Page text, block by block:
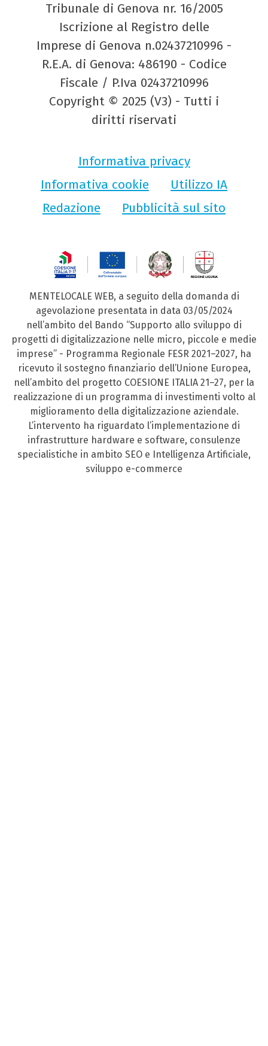
Tribunale di Genova nr. 16/2005
Iscrizione al Registro delle
Imprese di Genova n.02437210996 -
R.E.A. di Genova: 486190 - Codice
Fiscale / P.Iva 02437210996
Copyright © 2025 (V3) - Tutti i
diritti riservati
Informativa privacy
Informativa cookie
Utilizzo IA
Redazione
Pubblicità sul sito
MENTELOCALE WEB, a seguito della domanda di
agevolazione presentata in data 03/05/2024
nell’ambito del Bando “Supporto allo sviluppo di
progetti di digitalizzazione nelle micro, piccole e medie
imprese” - Programma Regionale FESR 2021–2027, ha
ricevuto il sostegno finanziario dell’Unione Europea,
nell’ambito del progetto COESIONE ITALIA 21–27, per la
realizzazione di un programma di investimenti volto al
miglioramento della digitalizzazione aziendale.
L’intervento ha riguardato l’implementazione di
infrastrutture hardware e software, consulenze
specialistiche in ambito SEO e Intelligenza Artificiale,
sviluppo e-commerce